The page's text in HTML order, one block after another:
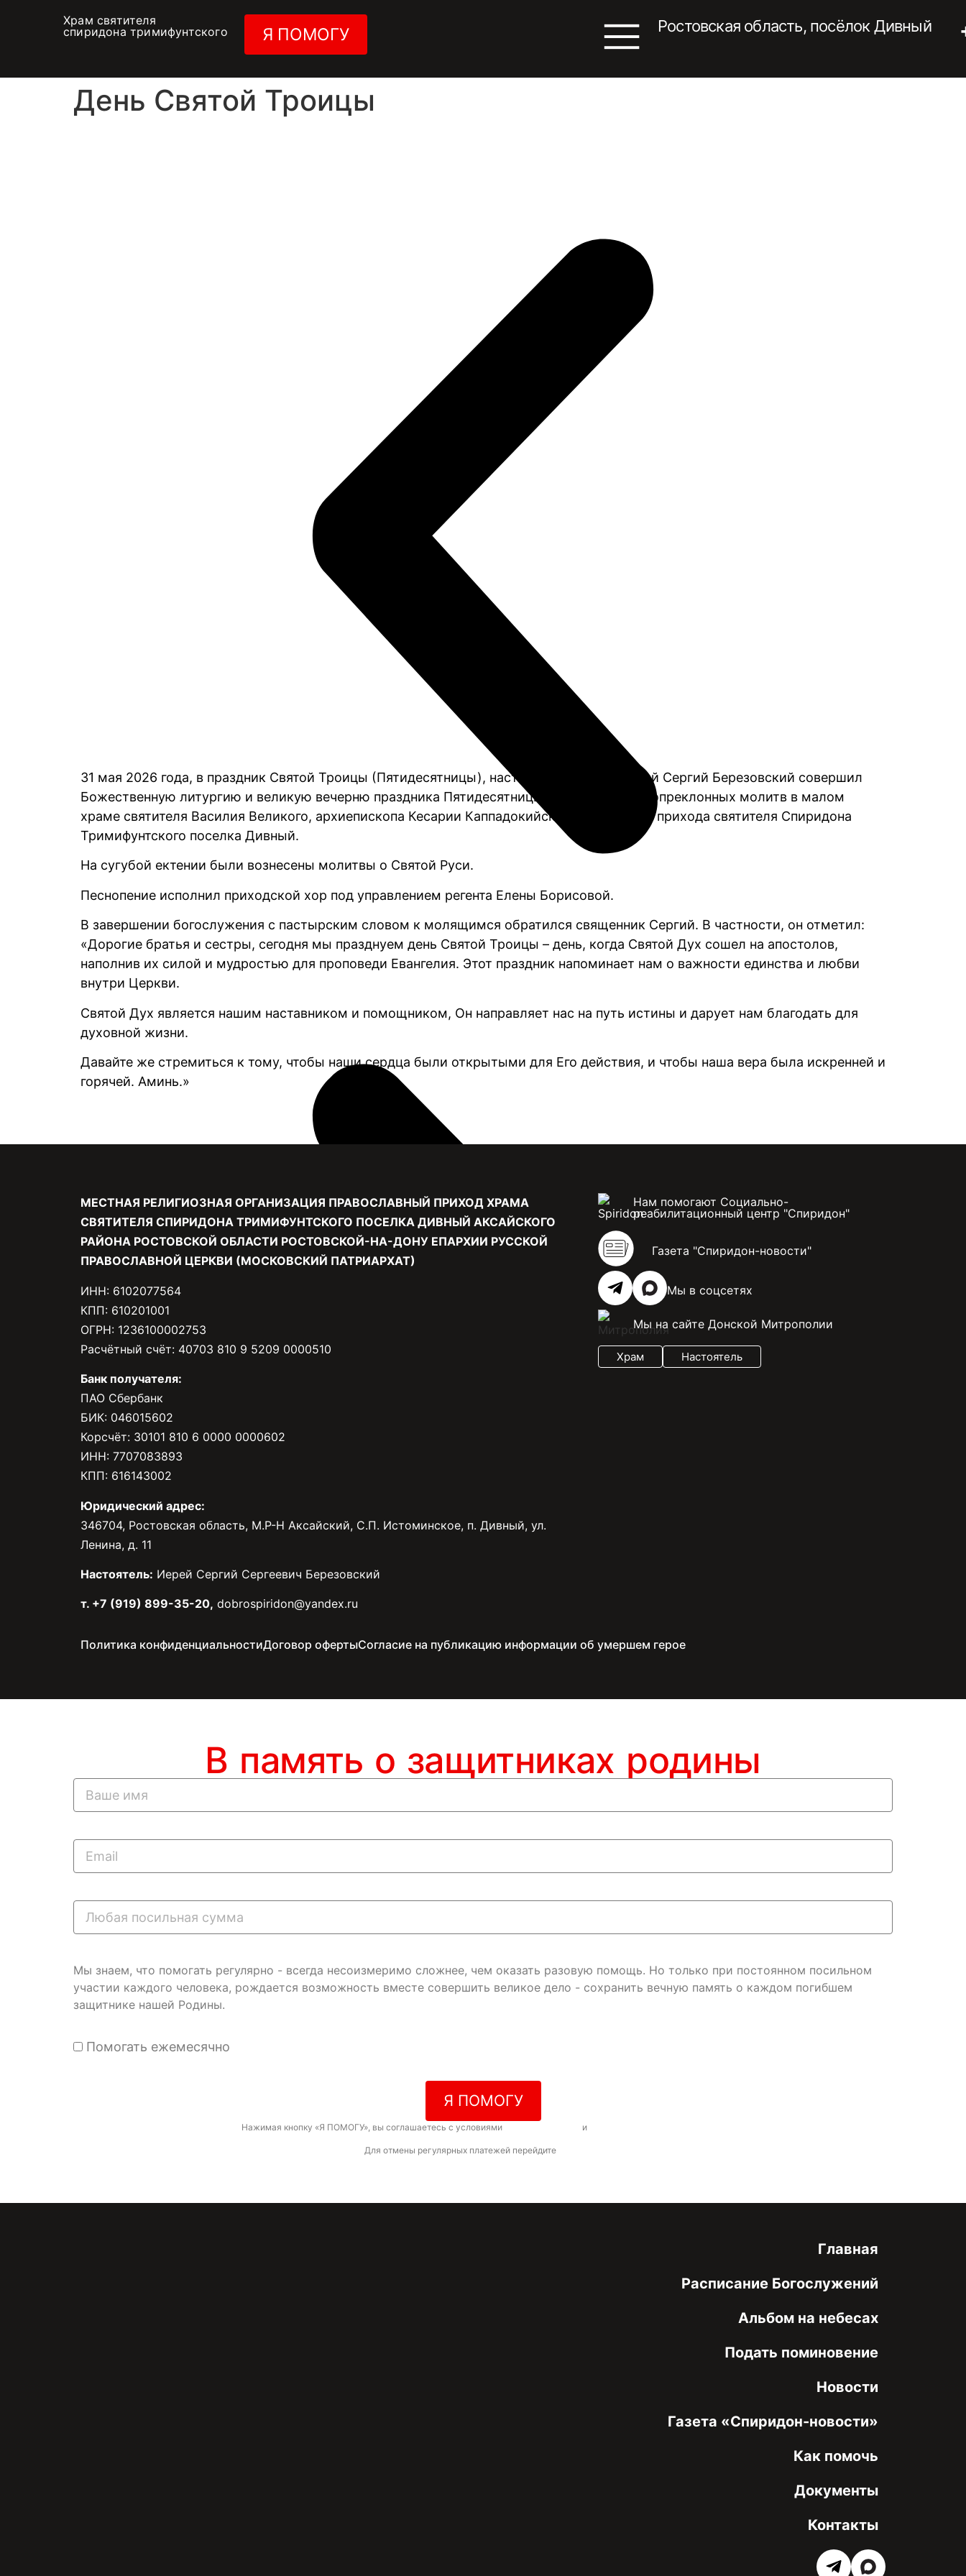
Храм святителя
спиридона тримифунтского
Я ПОМОГУ Ростовская область, посёлок Дивный
День Святой Троицы
31 мая 2026 года, в праздник Святой Троицы (Пятидесятницы), настоятель прихода иерей Сергий Березовский совершил
Божественную литургию и великую вечерню праздника Пятидесятницы с чтением коленопреклонных молитв в малом
храме святителя Василия Великого, архиепископа Кесарии Каппадокийской на подворье прихода святителя Спиридона
Тримифунтского поселка Дивный.
На сугубой ектении были вознесены молитвы о Святой Руси.
Песнопение исполнил приходской хор под управлением регента Елены Борисовой.
В завершении богослужения с пастырским словом к молящимся обратился священник Сергий. В частности, он отметил:
«Дорогие братья и сестры, сегодня мы празднуем день Святой Троицы – день, когда Святой Дух сошел на апостолов,
наполнив их силой и мудростью для проповеди Евангелия. Этот праздник напоминает нам о важности единства и любви
внутри Церкви.
Святой Дух является нашим наставником и помощником, Он направляет нас на путь истины и дарует нам благодать для
духовной жизни.
Давайте же стремиться к тому, чтобы наши сердца были открытыми для Его действия, и чтобы наша вера была искренней и
горячей. Аминь.»
МЕСТНАЯ РЕЛИГИОЗНАЯ ОРГАНИЗАЦИЯ ПРАВОСЛАВНЫЙ ПРИХОД ХРАМА
СВЯТИТЕЛЯ СПИРИДОНА ТРИМИФУНТСКОГО ПОСЕЛКА ДИВНЫЙ АКСАЙСКОГО
РАЙОНА РОСТОВСКОЙ ОБЛАСТИ РОСТОВСКОЙ-НА-ДОНУ ЕПАРХИИ РУССКОЙ
ПРАВОСЛАВНОЙ ЦЕРКВИ (МОСКОВСКИЙ ПАТРИАРХАТ)
ИНН: 6102077564
КПП: 610201001
ОГРН: 1236100002753
Расчётный счёт: 40703 810 9 5209 0000510
Банк получателя:
ПАО Сбербанк
БИК: 046015602
Корсчёт: 30101 810 6 0000 0000602
ИНН: 7707083893
КПП: 616143002
Юридический адрес:
346704, Ростовская область, М.Р-Н Аксайский, С.П. Истоминское, п. Дивный, ул.
Ленина, д. 11
Настоятель: Иерей Сергий Сергеевич Березовский
т. +7 (919) 899-35-20, dobrospiridon@yandex.ru
Нам помогают Социально-
реабилитационный центр "Спиридон"
Газета "Спиридон-новости"
Мы в соцсетях
Мы на сайте Донской Митрополии
Храм Настоятель
Политика конфиденциальностиДоговор офертыСогласие на публикацию информации об умершем герое
В память о защитниках родины
Мы знаем, что помогать регулярно - всегда несоизмеримо сложнее, чем оказать разовую помощь. Но только при постоянном посильном
участии каждого человека, рождается возможность вместе совершить великое дело - сохранить вечную память о каждом погибшем
защитнике нашей Родины.
Помогать ежемесячно
Я ПОМОГУ
Нажимая кнопку «Я ПОМОГУ», вы соглашаетесь с условиями и
Для отмены регулярных платежей перейдите
Главная
Расписание Богослужений
Альбом на небесах
Подать поминовение
Новости
Газета «Спиридон-новости»
Как помочь
Документы
Контакты